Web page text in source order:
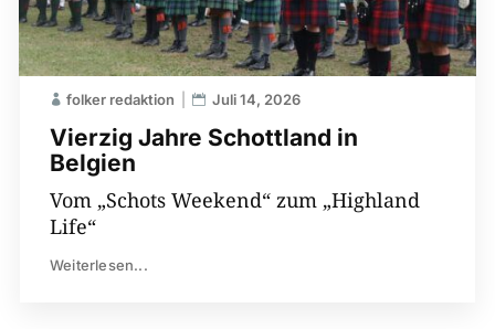
Vierzig Jahre Schottland in
Belgien
folker redaktion Juli 14, 2026
Vom „Schots Weekend“ zum „Highland
Life“
Weiterlesen...